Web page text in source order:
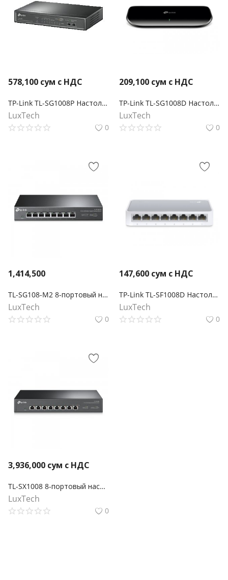
578,100 сум с НДС
TP-Link TL-SG1008P Настольный коммутатор с 8 гигабитными портами (4 порта PoE+)
LuxTech
0
209,100 сум с НДС
TP-Link TL-SG1008D Настольный коммутатор с 8 гигабитными портами
LuxTech
0
1,414,500
TL-SG108-M2 8-портовый настольный коммутатор 2,5 Гбит/с
LuxTech
0
147,600 сум с НДС
TP-Link TL-SF1008D Настольный коммутатор с 8 портами 100 Мбит/с
LuxTech
0
3,936,000 сум с НДС
TL-SX1008 8-портовый настольный/монтируемый в стойку коммутатор 10 Гбит/с
LuxTech
0